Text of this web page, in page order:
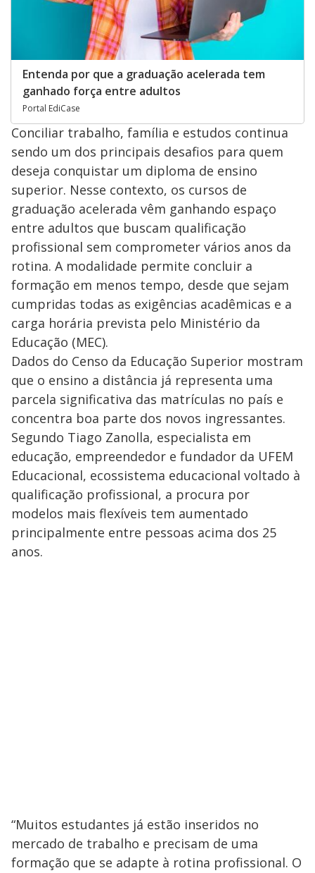
Entenda por que a graduação acelerada tem
ganhado força entre adultos
Portal EdiCase
Conciliar trabalho, família e estudos continua
sendo um dos principais desafios para quem
deseja conquistar um diploma de ensino
superior. Nesse contexto, os cursos de
graduação acelerada vêm ganhando espaço
entre adultos que buscam qualificação
profissional sem comprometer vários anos da
rotina. A modalidade permite concluir a
formação em menos tempo, desde que sejam
cumpridas todas as exigências acadêmicas e a
carga horária prevista pelo Ministério da
Educação (MEC).
Dados do Censo da Educação Superior mostram
que o ensino a distância já representa uma
parcela significativa das matrículas no país e
concentra boa parte dos novos ingressantes.
Segundo Tiago Zanolla, especialista em
educação, empreendedor e fundador da UFEM
Educacional, ecossistema educacional voltado à
qualificação profissional, a procura por
modelos mais flexíveis tem aumentado
principalmente entre pessoas acima dos 25
anos.
“Muitos estudantes já estão inseridos no
mercado de trabalho e precisam de uma
formação que se adapte à rotina profissional. O